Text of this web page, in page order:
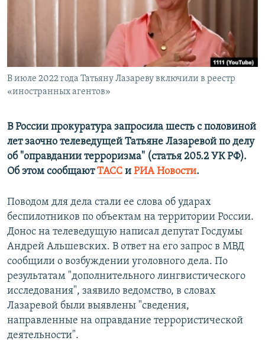
ELIFBE
УКРАИНСКАЯ ПРОБЛЕМА КРЫМА
Все сайты RFE/RL
В июле 2022 года Татьяну Лазареву включили в реестр
«иностранных агентов»
В России прокуратура запросила шесть с половиной
лет заочно телеведущей Татьяне Лазаревой по делу
об "оправдании терроризма" (статья 205.2 УК РФ).
Об этом сообщаютТАСС и РИА Новости.
Поводом для дела стали ее слова об ударах
беспилотников по объектам на территории России.
Донос на телеведущую написал депутат Госдумы
Андрей Альшевских. В ответ на его запрос в МВД
сообщили о возбуждении уголовного дела. По
результатам "дополнительного лингвистического
исследования", заявило ведомство, в словах
Лазаревой были выявлены "сведения,
направленные на оправдание террористической
деятельности".